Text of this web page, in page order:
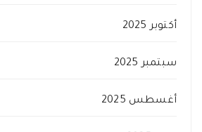
أكتوبر 2025
سبتمبر 2025
أغسطس 2025